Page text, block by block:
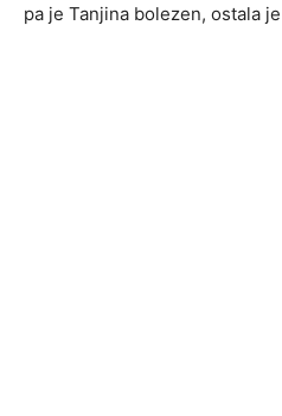
pa je Tanjina bolezen, ostala